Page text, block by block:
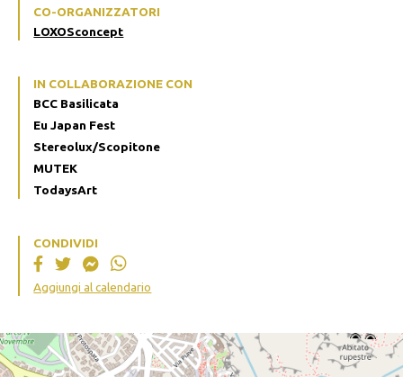
CO-ORGANIZZATORI
LOXOSconcept
IN COLLABORAZIONE CON
BCC Basilicata
Eu Japan Fest
Stereolux/Scopitone
MUTEK
TodaysArt
CONDIVIDI
Aggiungi al calendario